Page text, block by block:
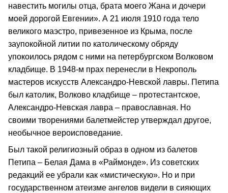
навестить могилы отца, брата моего Жана и дочери
моей дорогой Евгении». А 21 июля 1910 года тело
великого маэстро, привезенное из Крыма, после
заупокойной литии по католическому обряду
упокоилось рядом с ними на петербургском Волковом
кладбище. В 1948-м прах перенесли в Некрополь
мастеров искусств Александро-Невской лавры. Петипа
был католик, Волково кладбище – протестантское,
Александро-Невская лавра – православная. Но
своими творениями балетмейстер утверждал другое,
необычное вероисповедание.
Был такой религиозный образ в одном из балетов
Петипа – Белая Дама в «Раймонде». Из советских
редакций ее убрали как «мистическую». Но и при
государственном атеизме ангелов видели в сияющих